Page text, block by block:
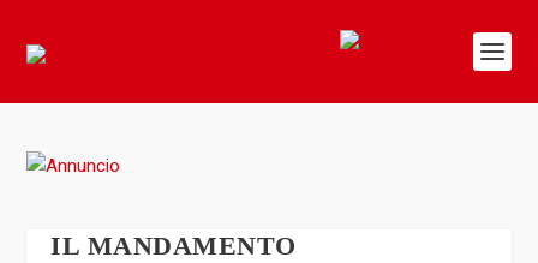
IL MANDAMENTO